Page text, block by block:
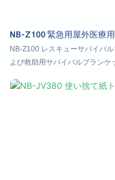
NB-Z100 緊急用屋外医療
ブランケット製造機
NB-Z100 レスキューサバイバ
よび救助用サバイバルブラン
ンケットを迅速に製造します